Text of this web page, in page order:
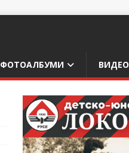
ФОТОАЛБУМИ ВИДЕО